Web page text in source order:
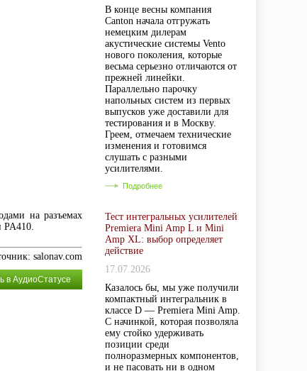
В конце весны компания
Canton начала отгружать
немецким дилерам
акустические системы Vento
нового поколения, которые
весьма серьезно отличаются от
прежней линейки.
Параллельно парочку
напольных систем из первых
выпусков уже доставили для
тестирования и в Москву.
Греем, отмечаем технические
изменения и готовимся
слушать с разными
усилителями.
Подробнее
Тест интегральных усилителей
Premiera Mini Amp L и Mini
Amp XL: выбор определяет
действие
17.07.2026
Казалось бы, мы уже получили
компактный интегральник в
классе D — Premiera Mini Amp.
С начинкой, которая позволяла
ему стойко удерживать
позиции среди
полноразмерных компонентов,
и не пасовать ни в одном
на разъемах
PA410.
salonav.com
в АудиоСтатусе